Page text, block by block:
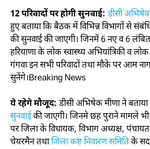
12 परिवादों पर होगी सुनवाई: डीसी
हुए बताया कि बैठक में विभिन्न विभागों से
की सुनवाई की जाएगी। जिनमें 6 नए व 6 लंबित
हरियाणा के लोक स्वास्थ्य अभियांत्रिकी व लोक
गंगवा इन सभी परिवादों तथा मौके पर आम
सुनेंगे।Breaking News
ये रहेगे मौजूद: डीसी अभिषेक मीणा ने
सुनवाईकी जाएगी। जिनमे छह पुराने मामले
पर जिला के विधायक, विभाग अध्यक्ष,
चेयरमैन तथाजिला कष्ट निवारण समितिके